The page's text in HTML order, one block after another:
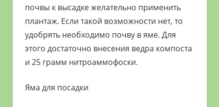
почвы к высадке желательно применить
плантаж. Если такой возможности нет, то
удобрять необходимо почву в яме. Для
этого достаточно внесения ведра компоста
и 25 грамм нитроаммофоски.
Яма для посадки